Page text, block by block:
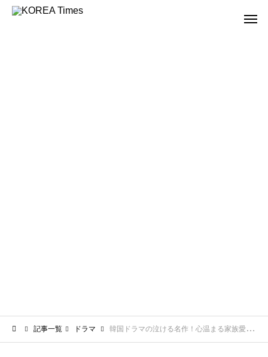
記事一覧 ドラマ 韓国ドラマの泣ける名作！心温まる家族愛を描いたジャンルの魅力を解説